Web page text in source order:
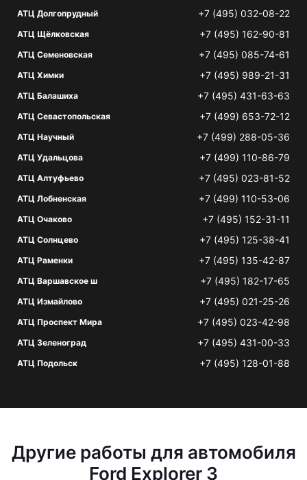
АТЦ Долгопрудный +7 (495) 032-08-22
АТЦ Щёлковская +7 (495) 162-90-81
АТЦ Семеновская +7 (495) 085-74-61
АТЦ Химки +7 (495) 989-21-31
АТЦ Балашиха +7 (495) 431-63-63
АТЦ Севастопольская +7 (499) 653-72-12
АТЦ Научный +7 (499) 288-05-36
АТЦ Удальцова +7 (499) 110-86-79
АТЦ Алтуфьево +7 (495) 023-81-52
АТЦ Лобненская +7 (499) 110-53-06
АТЦ Очаково +7 (495) 152-31-11
АТЦ Солнцево +7 (495) 125-38-41
АТЦ Раменки +7 (495) 135-42-87
АТЦ Варшавское ш +7 (495) 182-17-65
АТЦ Измайлово +7 (495) 021-25-26
АТЦ Проспект Мира +7 (495) 023-42-98
АТЦ Зеленоград +7 (495) 431-00-33
АТЦ Подольск +7 (495) 128-01-88
Другие работы для автомобиля
Ford Explorer 3